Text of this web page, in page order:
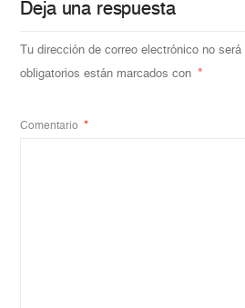
Deja una respuesta
Tu dirección de correo electrónico no será
obligatorios están marcados con
*
Comentario *